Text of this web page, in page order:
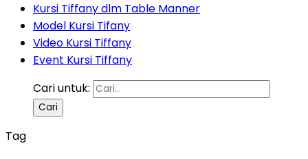
Kursi Tiffany dlm Table Manner
Model Kursi Tifany
Video Kursi Tiffany
Event Kursi Tiffany
Cari untuk:
Tag